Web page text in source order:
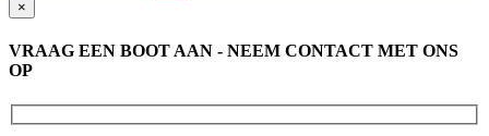
×
VRAAG EEN BOOT AAN - NEEM CONTACT MET ONS
OP